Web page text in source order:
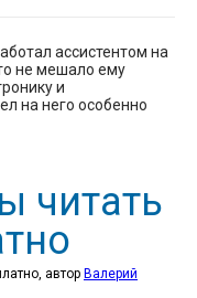
ассистентом на
не мешало ему
и
на него особенно
читать
автор Валерий